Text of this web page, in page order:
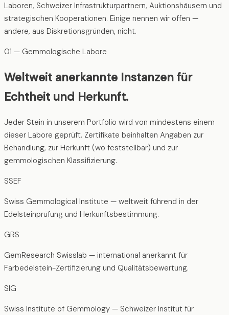
Laboren, Schweizer Infrastrukturpartnern, Auktionshäusern und
strategischen Kooperationen. Einige nennen wir offen —
andere, aus Diskretionsgründen, nicht.
01 — Gemmologische Labore
Weltweit anerkannte Instanzen für
Echtheit und Herkunft.
Jeder Stein in unserem Portfolio wird von mindestens einem
dieser Labore geprüft. Zertifikate beinhalten Angaben zur
Behandlung, zur Herkunft (wo feststellbar) und zur
gemmologischen Klassifizierung.
SSEF
Swiss Gemmological Institute — weltweit führend in der
Edelsteinprüfung und Herkunftsbestimmung.
GRS
GemResearch Swisslab — international anerkannt für
Farbedelstein-Zertifizierung und Qualitätsbewertung.
SIG
Swiss Institute of Gemmology — Schweizer Institut für